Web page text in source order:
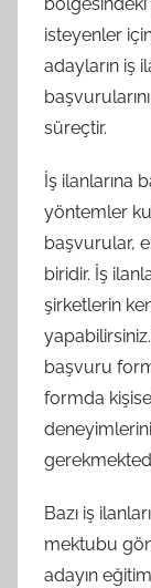
isteyenler
adayların iş
süreçtir.
İş ilanlarına
yöntemler
başvurular,
biridir. İş
şirketlerin
başvuru
formda
Bazı iş
mektubu
adayın